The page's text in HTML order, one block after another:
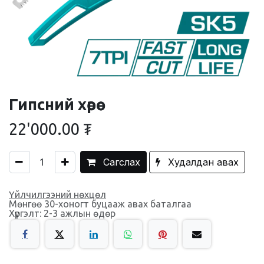
Гипсний хөрөө
22'000.00 ₮
Сагслах Худалдан авах
Үйлчилгээний нөхцөл
Мөнгөө 30-хоногт буцааж авах баталгаа
Хүргэлт: 2-3 ажлын өдөр